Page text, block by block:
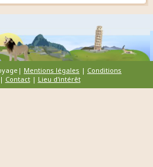
Mentions légales | Conditions
| Contact| Lieu d'intérêt